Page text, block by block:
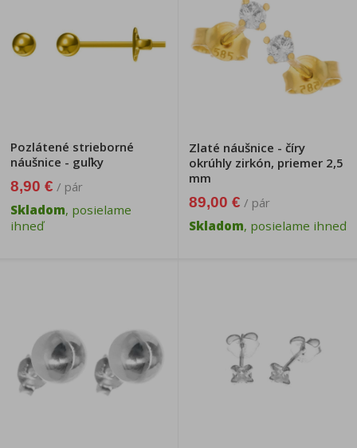
Pozlátené strieborné
náušnice - guľky
8,90 € / pár
Skladom, posielame
ihneď
Zlaté náušnice - číry
okrúhly zirkón, priemer 2,5
mm
89,00 € / pár
Skladom, posielame ihneď